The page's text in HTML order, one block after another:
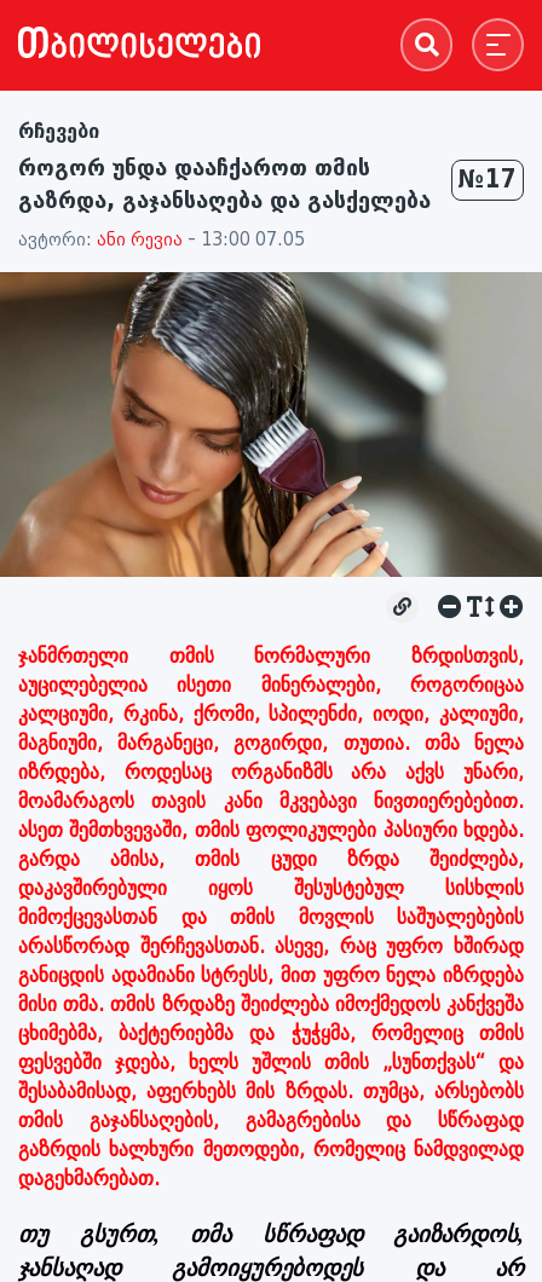
რჩევები
როგორ უნდა დააჩქაროთ თმის
გაზრდა, გაჯანსაღება და გასქელება
№17
ავტორი: ანი რევია - 13:00 07.05
ჯანმრთელი თმის ნორმალური ზრდისთვის,
აუცილებელია ისეთი მინერალები, როგორიცაა
კალციუმი, რკინა, ქრომი, სპილენძი, იოდი, კალიუმი,
მაგნიუმი, მარგანეცი, გოგირდი, თუთია. თმა ნელა
იზრდება, როდესაც ორგანიზმს არა აქვს უნარი,
მოამარაგოს თავის კანი მკვებავი ნივთიერებებით.
ასეთ შემთხვევაში, თმის ფოლიკულები პასიური ხდება.
გარდა ამისა, თმის ცუდი ზრდა შეიძლება,
დაკავშირებული იყოს შესუსტებულ სისხლის
მიმოქცევასთან და თმის მოვლის საშუალებების
არასწორად შერჩევასთან. ასევე, რაც უფრო ხშირად
განიცდის ადამიანი სტრესს, მით უფრო ნელა იზრდება
მისი თმა. თმის ზრდაზე შეიძლება იმოქმედოს კანქვეშა
ცხიმებმა, ბაქტერიებმა და ჭუჭყმა, რომელიც თმის
ფესვებში ჯდება, ხელს უშლის თმის „სუნთქვას“ და
შესაბამისად, აფერხებს მის ზრდას. თუმცა, არსებობს
თმის გაჯანსაღების, გამაგრებისა და სწრაფად
გაზრდის ხალხური მეთოდები, რომელიც ნამდვილად
დაგეხმარებათ.
თუ გსურთ, თმა სწრაფად გაიზარდოს,
ჯანსაღად გამოიყურებოდეს და არ